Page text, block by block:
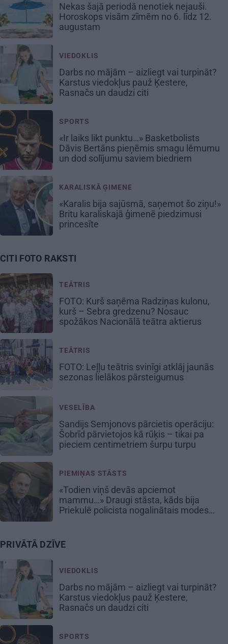
Nekas šajā periodā nenotiek nejauši.
Horoskops visām zīmēm no 6. līdz 12.
augustam
VIEDOKLIS
Darbs no mājām – aizliegt vai turpināt?
Karstus viedokļus pauž Ķestere,
Rasnačs un daudzi citi
SPORTS
«Ir laiks likt punktu…» Basketbolists
Dāvis Bertāns pieņēmis smagu lēmumu
un dod solījumu saviem biedriem
KARALISKĀ ĢIMENE
«Karalis bija sajūsmā, saņemot šo ziņu!»
Britu karaliskajā ģimenē piedzimusi
princesīte
CITI FOTO RAKSTI
TEĀTRIS
FOTO: Kurš saņēma Radziņas kulonu,
kurš – Sebra gredzenu? Nosauc
spožākos Nacionālā teātra aktierus
TEĀTRIS
FOTO: Leļļu teātris svinīgi atklāj jaunās
sezonas lielākos pārsteigumus
VESELĪBA
Sandijs Semjonovs pārcietis operāciju:
Šobrīd pārvietojos kā rūķis – tikai pa
pieciem centimetriem šurpu turpu
PIEMIŅAS STĀSTS
«Todien viņš devās apciemot
mammu…» Draugi stāsta, kāds bija
Priekulē policista nogalinātais modes
PRIVĀTĀ DZĪVE
VIEDOKLIS
Darbs no mājām – aizliegt vai turpināt?
Karstus viedokļus pauž Ķestere,
Rasnačs un daudzi citi
SPORTS